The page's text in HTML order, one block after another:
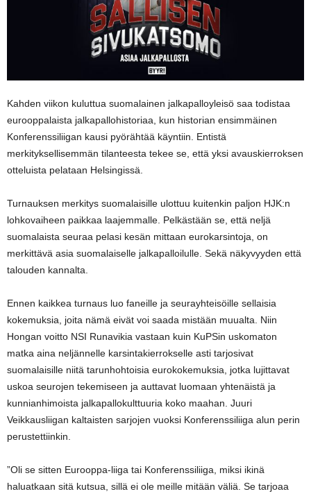
Kahden viikon kuluttua suomalainen jalkapalloyleisö saa todistaa
eurooppalaista jalkapallohistoriaa, kun historian ensimmäinen
Konferenssiliigan kausi pyörähtää käyntiin. Entistä
merkityksellisemmän tilanteesta tekee se, että yksi avauskierroksen
otteluista pelataan Helsingissä.
Turnauksen merkitys suomalaisille ulottuu kuitenkin paljon HJK:n
lohkovaiheen paikkaa laajemmalle. Pelkästään se, että neljä
suomalaista seuraa pelasi kesän mittaan eurokarsintoja, on
merkittävä asia suomalaiselle jalkapalloilulle. Sekä näkyvyyden että
talouden kannalta.
Ennen kaikkea turnaus luo faneille ja seurayhteisöille sellaisia
kokemuksia, joita nämä eivät voi saada mistään muualta. Niin
Hongan voitto NSI Runavikia vastaan kuin KuPSin uskomaton
matka aina neljännelle karsintakierrokselle asti tarjosivat
suomalaisille niitä tarunhohtoisia eurokokemuksia, jotka lujittavat
uskoa seurojen tekemiseen ja auttavat luomaan yhtenäistä ja
kunnianhimoista jalkapallokulttuuria koko maahan. Juuri
Veikkausliigan kaltaisten sarjojen vuoksi Konferenssiliiga alun perin
perustettiinkin.
”Oli se sitten Eurooppa-liiga tai Konferenssiliiga, miksi ikinä
haluatkaan sitä kutsua, sillä ei ole meille mitään väliä. Se tarjoaa